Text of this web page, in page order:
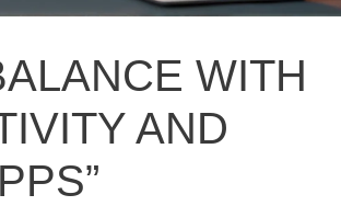
WITH
AND